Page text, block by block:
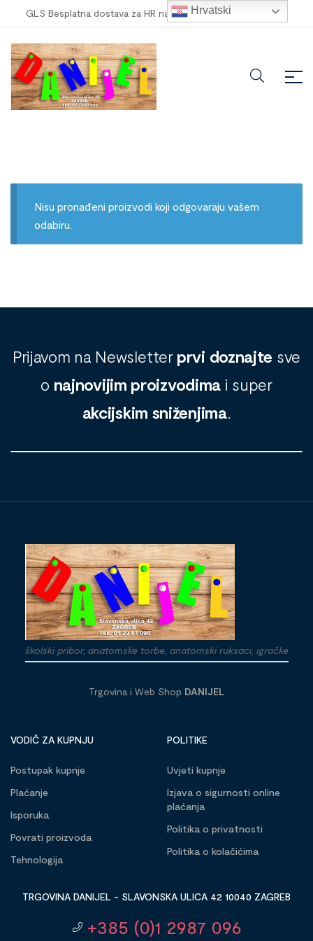
GLS Besplatna dostava za HR narudžbe veće od 100,00 €
Nisu pronađeni proizvodi koji odgovaraju vašem
odabiru.
Prijavom na Newsletter prvi doznajte sve
o najnovijim proizvodima i super
akcijskim sniženjima.
školski pribor, anatomske torbe, anatomski ruksaci, igračke
Trgovina i Web Shop DANIJEL
VODIČ ZA KUPNJU
Postupak kupnje
Plaćanje
Isporuka
Povrati proizvoda
Tehnologija
POLITIKE
Uvjeti kupnje
Izjava o sigurnosti online
plaćanja
Politika o privatnosti
Politika o kolačićima
TRGOVINA DANIJEL - SLAVONSKA ULICA 42 10040 ZAGREB
+385 (0)1 2987 096
Hrvatski